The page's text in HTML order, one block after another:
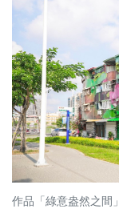
作品「綠意盎然之間